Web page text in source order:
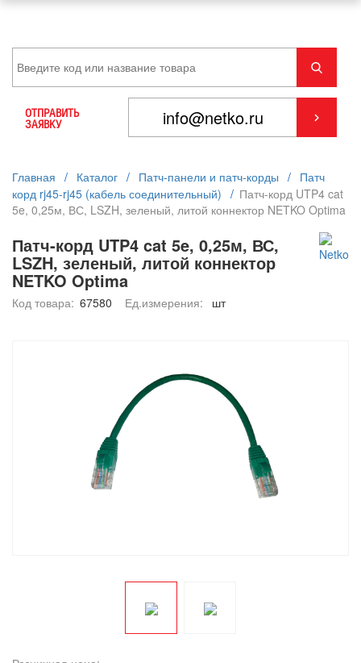
ОТПРАВИТЬ
ЗАЯВКУ
Главная / Каталог / Патч-панели и патч-корды / Патч
корд rj45-rj45 (кабель соединительный) / Патч-корд UTP4 cat
5e, 0,25м, ВС, LSZH, зеленый, литой коннектор NETKO Optima
Патч-корд UTP4 cat 5e, 0,25м, ВС,
LSZH, зеленый, литой коннектор
NETKO Optima
Код товара: 67580 Ед.измерения: шт